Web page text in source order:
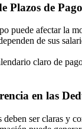
Plazos de Pago
puede afectar la
de sus
claro de
en las
deben ser claras y